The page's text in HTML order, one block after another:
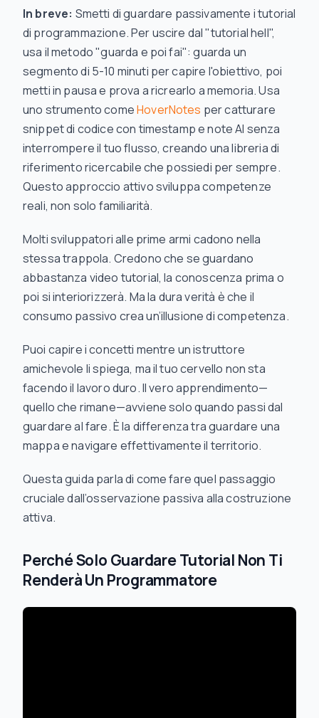
In breve: Smetti di guardare passivamente i tutorial
di programmazione. Per uscire dal "tutorial hell",
usa il metodo "guarda e poi fai": guarda un
segmento di 5-10 minuti per capire l'obiettivo, poi
metti in pausa e prova a ricrearlo a memoria. Usa
uno strumento comeHoverNotes per catturare
snippet di codice con timestamp e note AI senza
interrompere il tuo flusso, creando una libreria di
riferimento ricercabile che possiedi per sempre.
Questo approccio attivo sviluppa competenze
reali, non solo familiarità.
Molti sviluppatori alle prime armi cadono nella
stessa trappola. Credono che se guardano
abbastanza video tutorial, la conoscenza prima o
poi si interiorizzerà. Ma la dura verità è che il
consumo passivo crea un’illusione di competenza.
Puoi capire i concetti mentre un istruttore
amichevole li spiega, ma il tuo cervello non sta
facendo il lavoro duro. Il vero apprendimento—
quello che rimane—avviene solo quando passi dal
guardare al fare. È la differenza tra guardare una
mappa e navigare effettivamente il territorio.
Questa guida parla di come fare quel passaggio
cruciale dall’osservazione passiva alla costruzione
attiva.
Perché Solo Guardare Tutorial Non Ti
Renderà Un Programmatore